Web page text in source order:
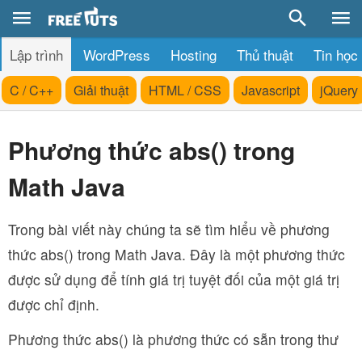
Lập trình WordPress Hosting Thủ thuật Tin học
C / C++ Giải thuật HTML / CSS Javascript jQuery
Phương thức abs() trong
Math Java
Trong bài viết này chúng ta sẽ tìm hiểu về phương
thức abs() trong Math Java. Đây là một phương thức
được sử dụng để tính giá trị tuyệt đối của một giá trị
được chỉ định.
Phương thức abs() là phương thức có sẵn trong thư